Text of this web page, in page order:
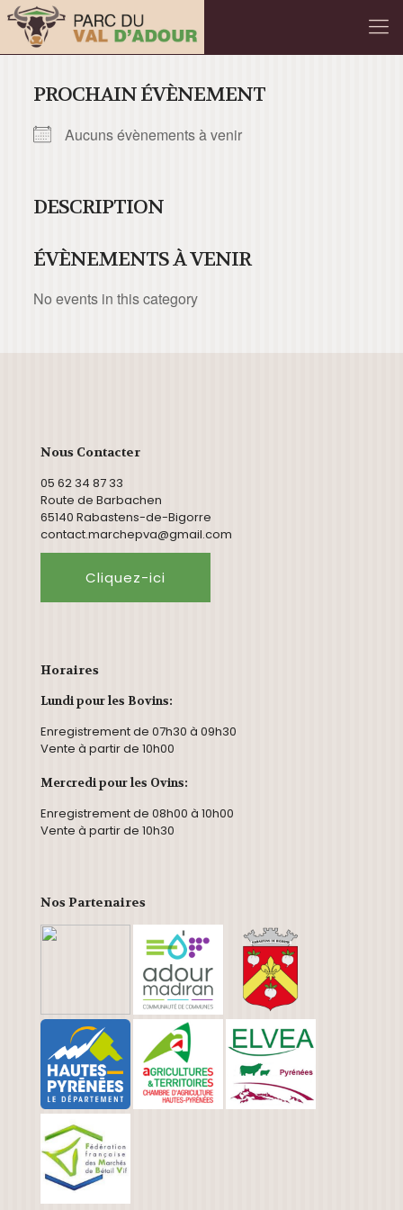
PROCHAIN ÉVÈNEMENT
Aucuns évènements à venir
DESCRIPTION
ÉVÈNEMENTS À VENIR
No events in this category
Nous Contacter
05 62 34 87 33
Route de Barbachen
65140 Rabastens-de-Bigorre
contact.marchepva@gmail.com
Cliquez-ici
Horaires
Lundi pour les Bovins:
Enregistrement de 07h30 à 09h30
Vente à partir de 10h00
Mercredi pour les Ovins:
Enregistrement de 08h00 à 10h00
Vente à partir de 10h30
Nos Partenaires